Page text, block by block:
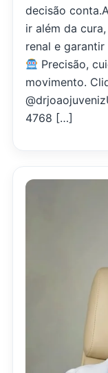
decisão
ir além da
renal e
Precisão,
movimento.
4768 […]